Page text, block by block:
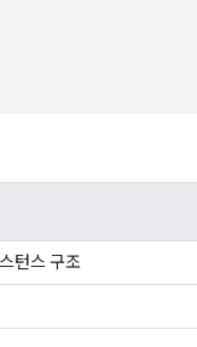
턴스 구조